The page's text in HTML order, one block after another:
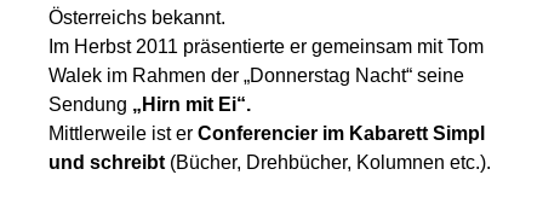
Österreichs bekannt.
Im Herbst 2011 präsentierte er gemeinsam mit Tom
Walek im Rahmen der „Donnerstag Nacht“ seine
Sendung „Hirn mit Ei“.
Mittlerweile ist erConferencier im Kabarett Simpl
und schreibt (Bücher, Drehbücher, Kolumnen etc.).